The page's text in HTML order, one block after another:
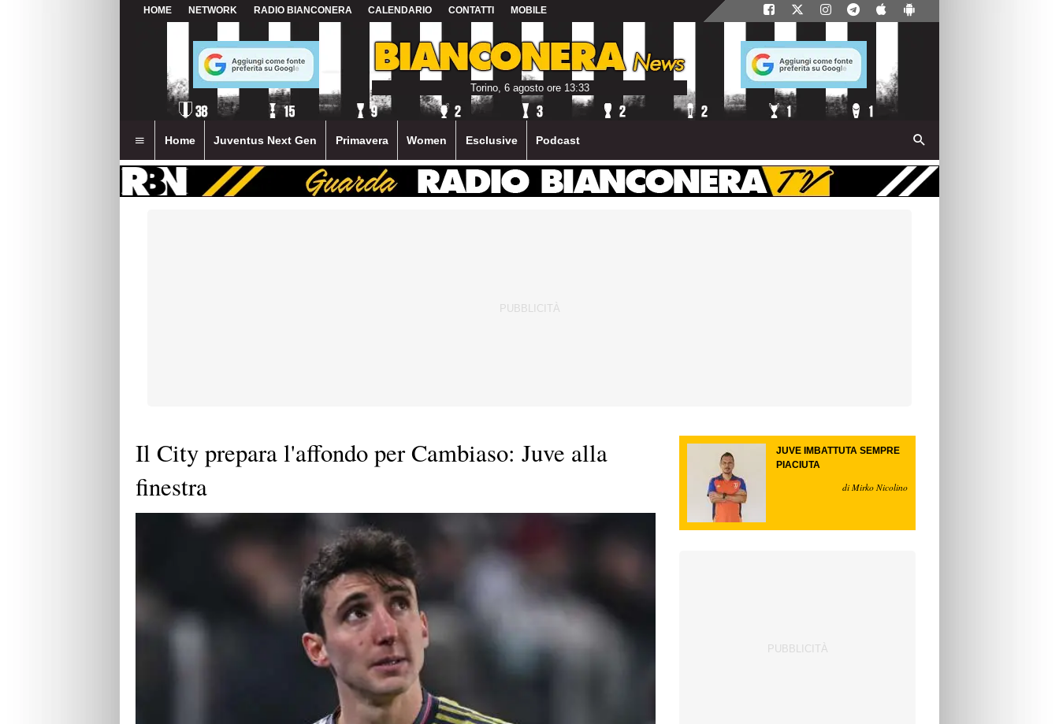
HOME NETWORK RADIO BIANCONERA CALENDARIO CONTATTI MOBILE
Torino, 6 agosto ore 13:33
Home Juventus Next Gen Primavera Women Esclusive Podcast
Il City prepara l'affondo per Cambiaso: Juve alla
finestra
JUVE IMBATTUTA SEMPRE
PIACIUTA
di Mirko Nicolino